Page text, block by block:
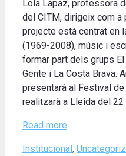
Lola Lapaz, professora
del CITM, dirigeix com a
projecte està centrat en
(1969-2008), músic i
formar part dels grups
Gente i La Costa Brava.
presentarà al Festival de
realitzarà a Lleida del 22
Read more
Categories
Institucional,